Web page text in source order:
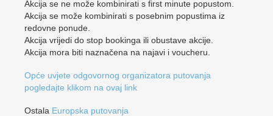
Akcija se ne može kombinirati s first minute popustom.
Akcija se može kombinirati s posebnim popustima iz
redovne ponude.
Akcija vrijedi do stop bookinga ili obustave akcije.
Akcija mora biti naznačena na najavi i voucheru.
Opće uvjete odgovornog organizatora putovanja
pogledajte klikom na ovaj link
Ostala Europska putovanja